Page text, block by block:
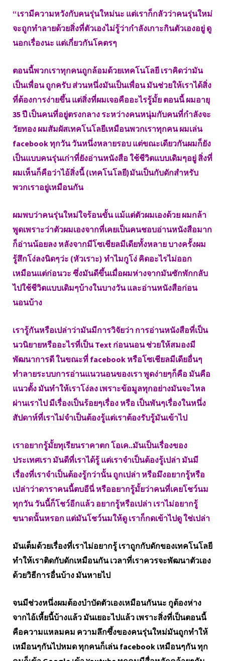
“เรามีความหวังกับคนรุ่นใหม่นะ แต่เราก็กลัวว่าคนรุ่นใหม่
จะถูกทำลายด้วยสิ่งที่ตัวเองไม่รู้ว่ากำลังเกาะกินตัวเองอยู่ ดู
นอกเรื่องนะ แต่เกี่ยวกันโคตรๆ
ตอนนี้พวกเราทุกคนถูกล้อมด้วยเทคโนโลยี เราคิดว่ามัน
เป็นเพื่อน ถูกครับ ส่วนหนึ่งมันเป็นเพื่อน มันช่วยให้เราได้สิ่ง
ที่ต้องการง่ายขึ้น แต่สิ่งที่ผมเจอคืออะไรรู้มั้ย ตอนนี้ ผมอายุ
35 ปี เป็นคนที่อยู่ตรงกลาง ระหว่างคนหนุ่มกับคนที่กำลังจะ
วัยทอง ผมสัมผัสเทคโนโลยีเหมือนพวกเราทุกคน ผมเล่น
facebook ทุกวัน วันหนึ่งหลายรอบ แต่ขณะเดียวกันผมก็ยัง
เป็นแบบคนรุ่นเก่าที่ยังอ่านหนังสือ ใช้ชีวิตแบบเดิมๆอยู่ สิ่งที่
ผมเห็นก็คือว่าไอ้สิ่งนี้ (เทคโนโลยี)มันเป็นกับดักสำหรับ
พวกเราอยู่เหมือนกัน
ผมพบว่าคนรุ่นใหม่ใจร้อนขั้น แม้แต่ตัวผมเองด้วย ผมกล้า
พูดเพราะว่าตัวผมเองจากที่เคยเป็นคนชอบอ่านหนังสือมาก
ก็อ่านน้อยลง หลังจากมีโซเชียลมีเดียทั้งหลาย บางครั้งผม
รู้สึกโง่ลงนิดๆว่ะ (หัวเราะ) ทำไมกูโง่ คิดอะไรไม่ออก
เหมือนแต่ก่อนวะ ซึ่งมันดีขึ้นเมื่อผมห่างจากมันซักพักกลับ
ไปใช้ชีวิตแบบเดิมๆบ้างในบางวัน และอ่านหนังสือก่อน
นอนบ้าง
เรารู้กันหรือเปล่าว่ามันมีการวิจัยว่า การอ่านหนังสือที่เป็น
นวนิยายหรืออะไรที่เป็น Text ก่อนนอน ช่วยให้สมองมี
พัฒนาการดี ในขณะที่ facebook หรือโซเชียลมีเดียอื่นๆ
ทำลายระบบการอ่านแนวนอนของเรา พูดง่ายๆก็คือ มันคือ
แนวตั้ง มันทำให้เราโง่ลง เพราะข้อมูลทุกอย่างมันจะไหล
ผ่านเราไป มีเรื่องเป็นร้อยๆเรื่อง หรือ เป็นพันๆเรื่องในหนึ่ง
สัปดาห์ที่เราไม่จำเป็นต้องรู้แต่เราต้องรับรู้มันเข้าไป
เราอยากรู้มั้ยทุเรียนราคาตก โอเค..มันเป็นเรื่องของ
ประเทศเรา มันดีที่เราได้รู้ แต่เราจำเป็นต้องรู้เปล่า มันมี
เรื่องที่เราจำเป็นต้องรู้กว่านั้น ถูกเปล่า หรือมึงอยากรู้หรือ
เปล่าว่าดาราคนนี้ตบอีนี่ หรืออยากรู้มั้ยว่าคนที่เคยโชว์นม
ทุกวัน วันนี้ก็โชว์อีกแล้ว อยากรู้หรือเปล่า เราไม่อยากรู้
ขนาดนั้นหรอก แต่มันโชว์นมให้ดู เราก็กดเข้าไปดู ใช่เปล่า
มันเต็มด้วยเรื่องที่เราไม่อยากรู้ เราถูกกับดักของเทคโนโลยี
ทำให้เราติดกับดักเหมือนกัน เวลาที่เราควรจะพัฒนาตัวเอง
ด้วยวิธีการอื่นบ้าง มันหายไป
จนมีช่วงหนึ่งผมต้องบำบัดตัวเองเหมือนกันนะ กูต้องห่าง
จากไอ้เหี้ยนี้บ้างแล้ว มันเยอะไปแล้ว เพราะสิ่งที่เป็นตอนนี้
คือความแหลมคม ความลึกซึ้งของคนรุ่นใหม่มันถูกทำให้
เหมือนๆกันไปหมด ทุกคนก็เล่น facebook เหมือนๆกัน ทุก